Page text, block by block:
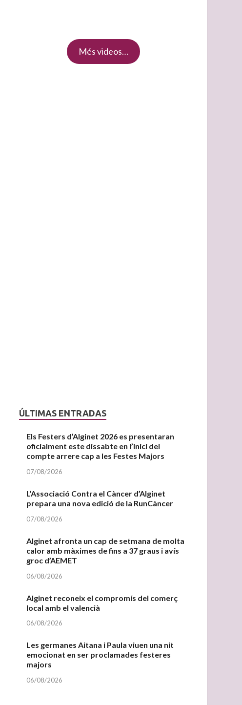
Més videos…
ÚLTIMAS ENTRADAS
Els Festers d’Alginet 2026 es presentaran
oficialment este dissabte en l’inici del
compte arrere cap a les Festes Majors
07/08/2026
L’Associació Contra el Càncer d’Alginet
prepara una nova edició de la RunCàncer
07/08/2026
Alginet afronta un cap de setmana de molta
calor amb màximes de fins a 37 graus i avís
groc d’AEMET
06/08/2026
Alginet reconeix el compromís del comerç
local amb el valencià
06/08/2026
Les germanes Aitana i Paula viuen una nit
emocionat en ser proclamades festeres
majors
06/08/2026